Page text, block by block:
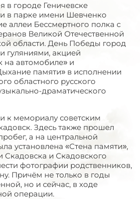
в городе Геничевске
в парке имени Шевченко
аллеи Бессмертного полка с
Великой Отечественной
области. День Победы город
гуляниями, акцией
на автомобиле» и
памяти» в исполнении
областного русского
драматического
к мемориалу советским
Здесь также прошел
а на центральной
установлена «Стена памяти»,
Скадовска и Скадовского
фотографии родственников,
Причём не только в годы
но и сейчас, в ходе
операции.